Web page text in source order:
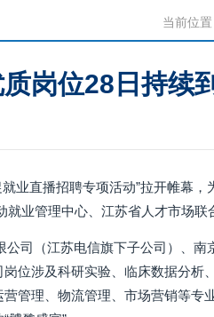
当前位置
岗位28日持续
业直播招聘专项活动”拉开帷幕，
业管理中心、江苏省人才市场联
司（江苏电信旗下子公司）、南
位涉及科研实验、临床数据分析
管理、物流管理、市场营销等专